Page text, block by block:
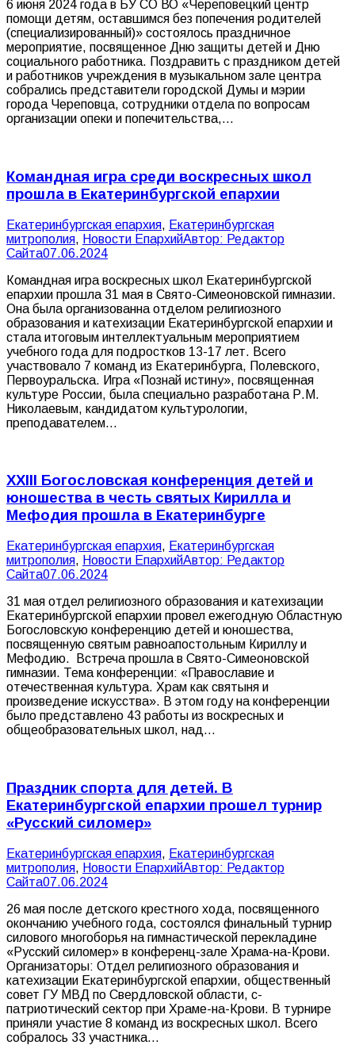
6 июня 2024 года в БУ СО ВО «Череповецкий центр
помощи детям, оставшимся без попечения родителей
(специализированный)» состоялось праздничное
мероприятие, посвященное Дню защиты детей и Дню
социального работника. Поздравить с праздником детей
и работников учреждения в музыкальном зале центра
собрались представители городской Думы и мэрии
города Череповца, сотрудники отдела по вопросам
организации опеки и попечительства,…
Командная игра среди воскресных школ
прошла в Екатеринбургской епархии
Екатеринбургская епархия, Екатеринбургская
митрополия, Новости ЕпархийАвтор: Редактор
Сайта07.06.2024
Командная игра воскресных школ Екатеринбургской
епархии прошла 31 мая в Свято-Симеоновской гимназии.
Она была организованна отделом религиозного
образования и катехизации Екатеринбургской епархии и
стала итоговым интеллектуальным мероприятием
учебного года для подростков 13-17 лет. Всего
участвовало 7 команд из Екатеринбурга, Полевского,
Первоуральска. Игра «Познай истину», посвященная
культуре России, была специально разработана Р.М.
Николаевым, кандидатом культурологии,
преподавателем…
XXIII Богословская конференция детей и
юношества в честь святых Кирилла и
Мефодия прошла в Екатеринбурге
Екатеринбургская епархия, Екатеринбургская
митрополия, Новости ЕпархийАвтор: Редактор
Сайта07.06.2024
31 мая отдел религиозного образования и катехизации
Екатеринбургской епархии провел ежегодную Областную
Богословскую конференцию детей и юношества,
посвященную святым равноапостольным Кириллу и
Мефодию. Встреча прошла в Свято-Симеоновской
гимназии. Тема конференции: «Православие и
отечественная культура. Храм как святыня и
произведение искусства». В этом году на конференции
было представлено 43 работы из воскресных и
общеобразовательных школ, над…
Праздник спорта для детей. В
Екатеринбургской епархии прошел турнир
«Русский силомер»
Екатеринбургская епархия, Екатеринбургская
митрополия, Новости ЕпархийАвтор: Редактор
Сайта07.06.2024
26 мая после детского крестного хода, посвященного
окончанию учебного года, состоялся финальный турнир
силового многоборья на гимнастической перекладине
«Русский силомер» в конференц-зале Храма-на-Крови.
Организаторы: Отдел религиозного образования и
катехизации Екатеринбургской епархии, общественный
совет ГУ МВД по Свердловской области, с-
патриотический сектор при Храме-на-Крови. В турнире
приняли участие 8 команд из воскресных школ. Всего
собралось 33 участника…